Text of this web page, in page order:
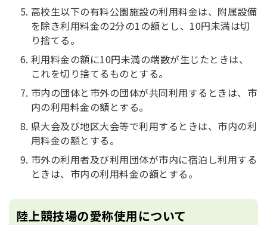
高校生以下の有料公園施設の利用料金は、附属設備
を除き利用料金の2分の1の額とし、10円未満は切
り捨てる。
利用料金の額に10円未満の端数が生じたときは、
これを切り捨てるものとする。
市内の団体と市外の団体が共同利用するときは、市
内の利用料金の額とする。
県大会及び地区大会等で利用するときは、市内の利
用料金の額とする。
市外の利用者及び利用団体が市内に宿泊し利用する
ときは、市内の利用料金の額とする。
陸上競技場の愛称使用について